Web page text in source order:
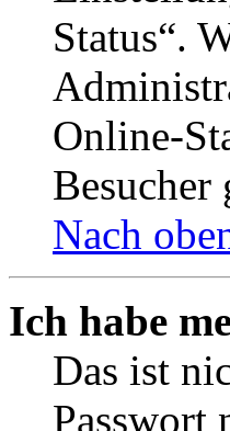
Status“.
Online-
Besucher
Nach
Ich habe
Das ist
Passwort